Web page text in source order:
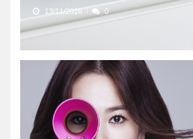
13/11/2016 0